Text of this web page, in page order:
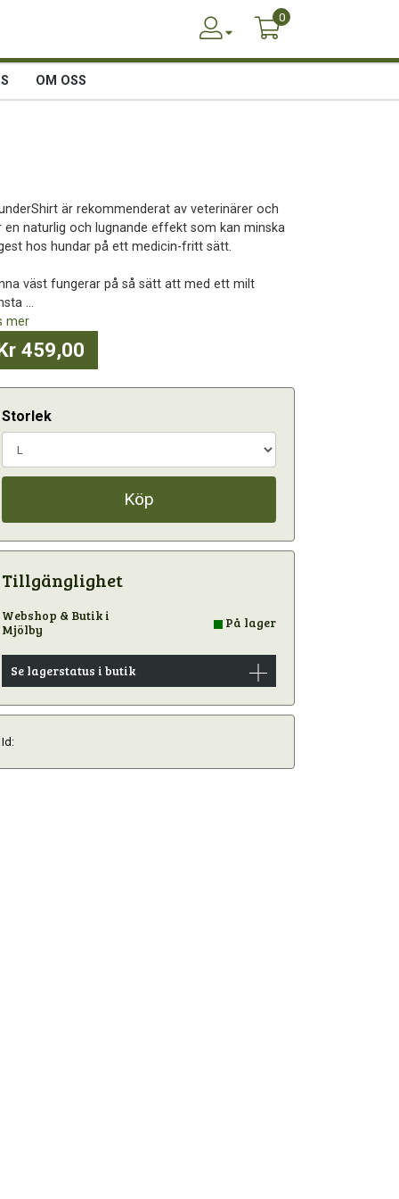
0
OM OSS
är rekommenderat av veterinärer och
en naturlig och lugnande effekt som kan minska
hos hundar på ett medicin-fritt sätt.
väst fungerar på så sätt att med ett milt
...
mer
459,00
Storlek
Köp
Tillgänglighet
Webshop & Butik i
Mjölby
På lager
Se lagerstatus i butik
Id: